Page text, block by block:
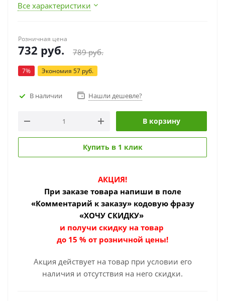
Все характеристики
Розничная цена
732 руб. 789руб.
7% Экономия 57 руб.
В наличии Нашли дешевле?
В корзину
Купить в 1 клик
АКЦИЯ!
При заказе товара напиши в поле
«Комментарий к заказу» кодовую фразу
«ХОЧУ СКИДКУ»
и получи скидку на товар
до 15 % от розничной цены!
Акция действует на товар при условии его
наличия и отсутствия на него скидки.